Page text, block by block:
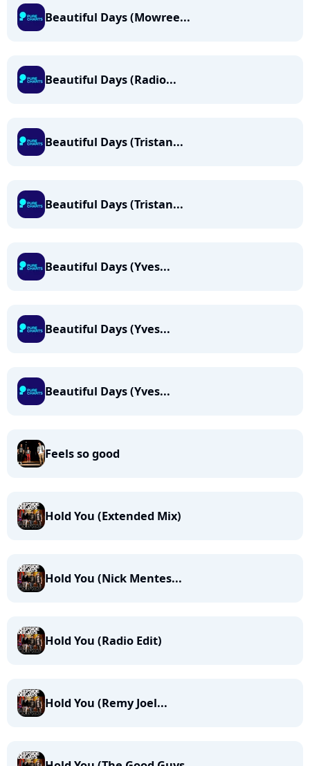
Beautiful Days (Mowree...
Beautiful Days (Radio...
Beautiful Days (Tristan...
Beautiful Days (Tristan...
Beautiful Days (Yves...
Beautiful Days (Yves...
Beautiful Days (Yves...
Feels so good
Hold You (Extended Mix)
Hold You (Nick Mentes...
Hold You (Radio Edit)
Hold You (Remy Joel...